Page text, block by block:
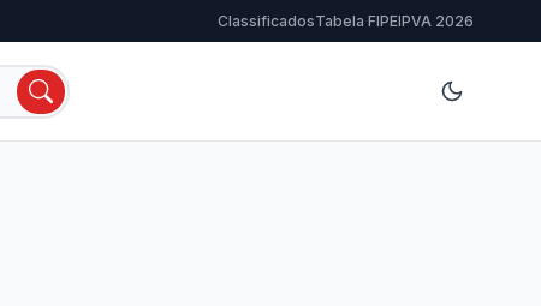
ClassificadosTabela FIPEIPVA 2026